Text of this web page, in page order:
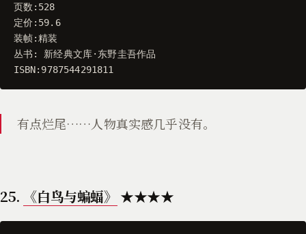
页数 : 528
定价 : 59.6
装帧:精装
丛书 : 新经典文库· 东野圭吾作品
ISBN: 9787544291811
有点烂尾……人物真实感几乎没有。
25. 《白鸟与蝙蝠》 ★★★★